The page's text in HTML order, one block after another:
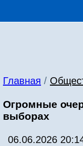
Главная /
Огромные
выборах
06.06.2026